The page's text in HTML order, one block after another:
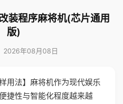
装程序麻将机(芯片通用
版)
2026年08月08日
用法】麻将机作为现代娱乐
捷性与智能化程度越来越